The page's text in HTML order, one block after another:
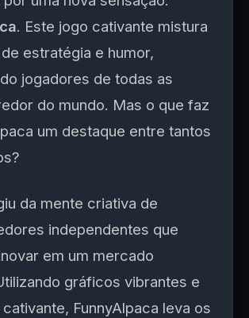
. Este jogo cativante mistura
estratégia e humor,
jogadores de todas as
do mundo. Mas o que faz
um destaque entre tantos
da mente criativa de
independentes que
em um mercado
gráficos vibrantes e
FunnyAlpaca leva os